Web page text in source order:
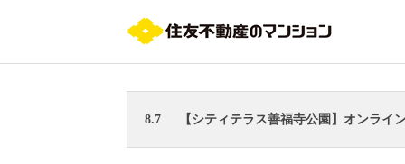
8.7 【シティテラス善福寺公園】オンライ